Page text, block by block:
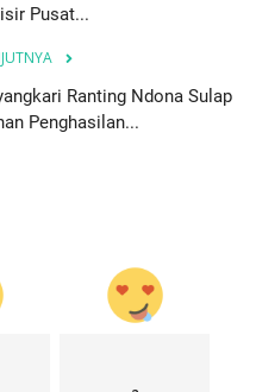
Pusat...
Ranting Ndona Sulap
Penghasilan...